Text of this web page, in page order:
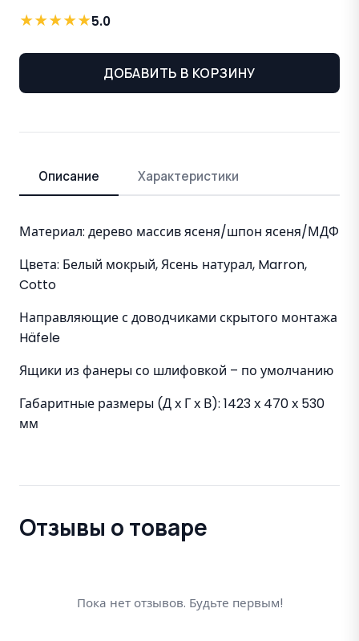
★★★★★5.0
ДОБАВИТЬ В КОРЗИНУ
Описание Характеристики
Материал: дерево массив ясеня/шпон ясеня/МДФ
Цвета: Белый мокрый, Ясень натурал, Marron,
Cotto
Направляющие с доводчиками скрытого монтажа
Häfele
Ящики из фанеры со шлифовкой – по умолчанию
Габаритные размеры (Д х Г х В): 1423 х 470 х 530
мм
Отзывы о товаре
Пока нет отзывов. Будьте первым!